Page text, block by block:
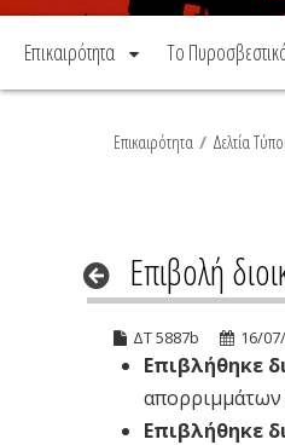
Επικαιρότητα Το
Επικαιρότητα / Δελτία
Eπιβολή
ΔΤ 5887b 16/
Επιβλήθηκε
απορριμμάτων
Επιβλήθηκε